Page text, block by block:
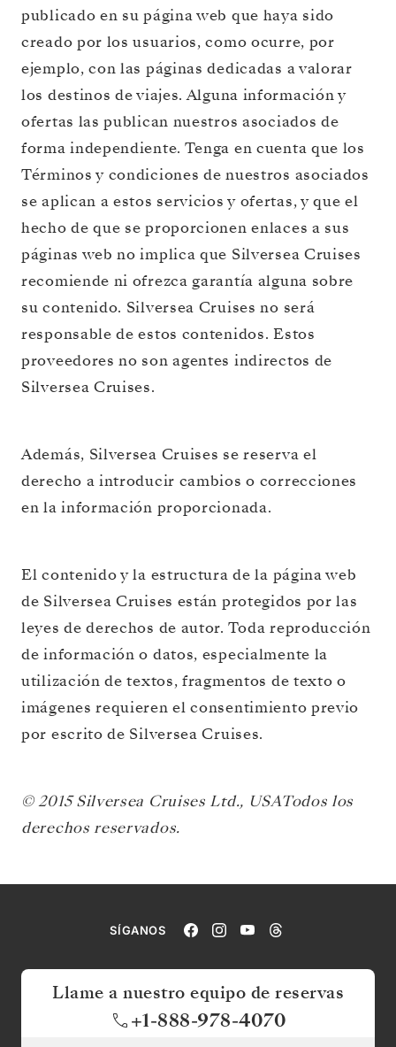
publicado en su página web que haya sido
creado por los usuarios, como ocurre, por
ejemplo, con las páginas dedicadas a valorar
los destinos de viajes. Alguna información y
ofertas las publican nuestros asociados de
forma independiente. Tenga en cuenta que los
Términos y condiciones de nuestros asociados
se aplican a estos servicios y ofertas, y que el
hecho de que se proporcionen enlaces a sus
páginas web no implica que Silversea Cruises
recomiende ni ofrezca garantía alguna sobre
su contenido. Silversea Cruises no será
responsable de estos contenidos. Estos
proveedores no son agentes indirectos de
Silversea Cruises.
Además, Silversea Cruises se reserva el
derecho a introducir cambios o correcciones
en la información proporcionada.
El contenido y la estructura de la página web
de Silversea Cruises están protegidos por las
leyes de derechos de autor. Toda reproducción
de información o datos, especialmente la
utilización de textos, fragmentos de texto o
imágenes requieren el consentimiento previo
por escrito de Silversea Cruises.
© 2015 Silversea Cruises Ltd., USATodos los
derechos reservados.
SÍGANOS
Llame a nuestro equipo de reservas
+1-888-978-4070